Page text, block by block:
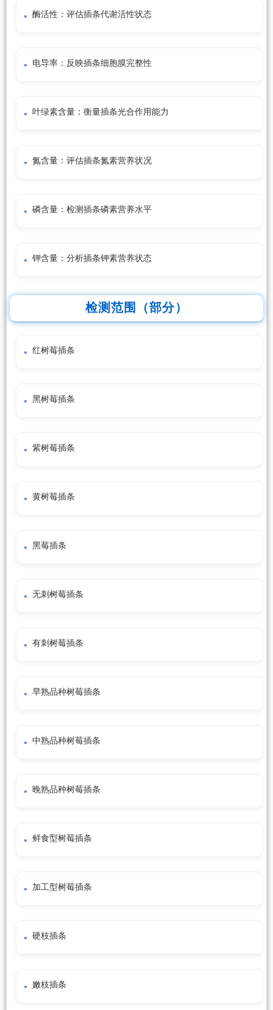
酶活性：评估插条代谢活性状态
电导率：反映插条细胞膜完整性
叶绿素含量：衡量插条光合作用能力
氮含量：评估插条氮素营养状况
磷含量：检测插条磷素营养水平
钾含量：分析插条钾素营养状态
检测范围（部分）
红树莓插条
黑树莓插条
紫树莓插条
黄树莓插条
黑莓插条
无刺树莓插条
有刺树莓插条
早熟品种树莓插条
中熟品种树莓插条
晚熟品种树莓插条
鲜食型树莓插条
加工型树莓插条
硬枝插条
嫩枝插条